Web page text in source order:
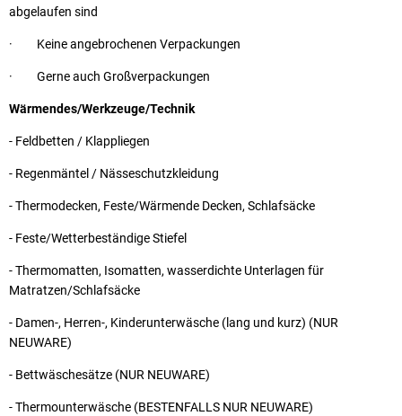
abgelaufen sind
· Keine angebrochenen Verpackungen
· Gerne auch Großverpackungen
Wärmendes/Werkzeuge/Technik
- Feldbetten / Klappliegen
- Regenmäntel / Nässeschutzkleidung
- Thermodecken, Feste/Wärmende Decken, Schlafsäcke
- Feste/Wetterbeständige Stiefel
- Thermomatten, Isomatten, wasserdichte Unterlagen für
Matratzen/Schlafsäcke
- Damen-, Herren-, Kinderunterwäsche (lang und kurz) (NUR
NEUWARE)
- Bettwäschesätze (NUR NEUWARE)
- Thermounterwäsche (BESTENFALLS NUR NEUWARE)